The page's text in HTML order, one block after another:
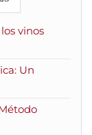
vinos
Un